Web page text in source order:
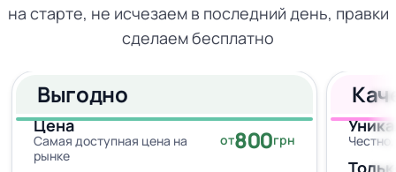
на старте, не исчезаем в последний день, правки
сделаем бесплатно
Выгодно
Цена
Самая доступная цена на
рынке
от800грн